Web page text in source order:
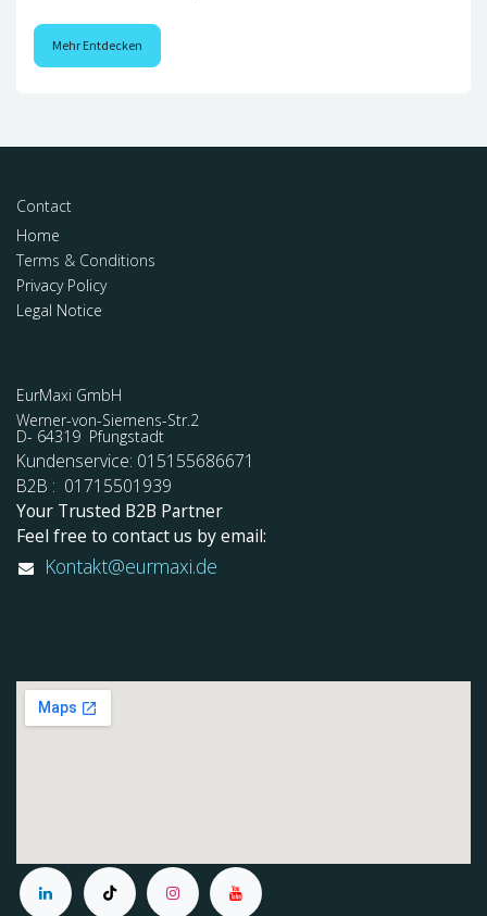
Mehr Entdecken
Contact
Home
Terms & Conditions
Privacy Policy
Legal Notice
EurMaxi GmbH
Werner-von-Siemens-Str.2
D- 64319 Pfungstadt
Kundenservice: 015155686671
B2B : 01715501939
Your Trusted B2B Partner
Feel free to contact us by email:
Kontakt@eurmaxi.de